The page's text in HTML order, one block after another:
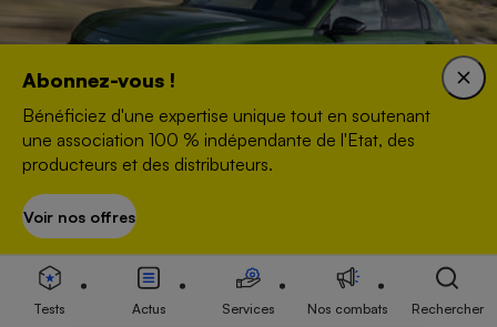
Peugeot 308 (2021) - Premières impressions
Abonnez-vous !
Bénéficiez d'une expertise unique tout en soutenant
une association 100 % indépendante de l'Etat, des
producteurs et des distributeurs.
Voir nos offres
Tests Actus Services Nos combats Rechercher